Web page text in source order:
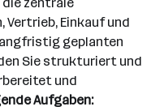
Einkauf und
geplanten
Sie strukturiert und
und
Aufgaben: